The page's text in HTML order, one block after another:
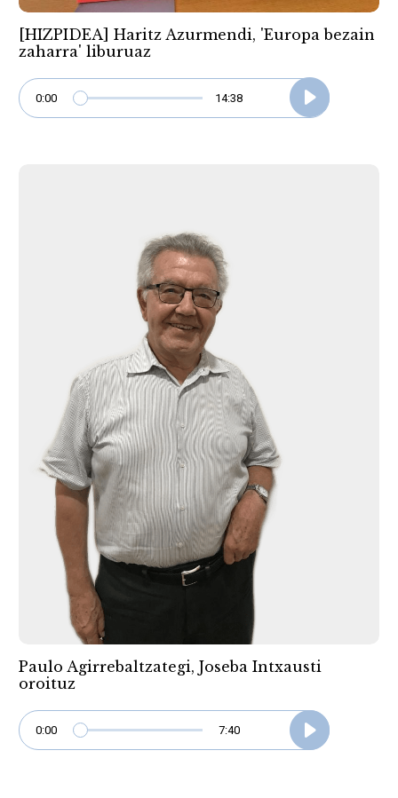
[HIZPIDEA] Haritz Azurmendi, 'Europa bezain
zaharra' liburuaz
0:00 14:38
Paulo Agirrebaltzategi, Joseba Intxausti
oroituz
0:00 7:40